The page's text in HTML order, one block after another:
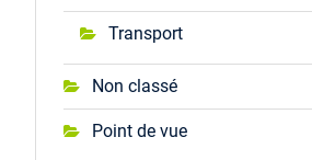
Transport
Non classé
Point de vue